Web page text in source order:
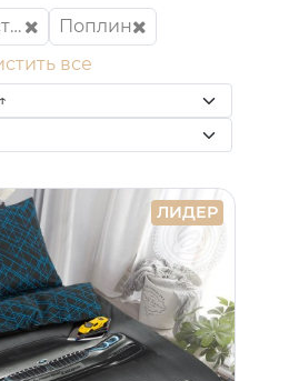
Комплекты постельного белья
Поплин
все
ЛИДЕР